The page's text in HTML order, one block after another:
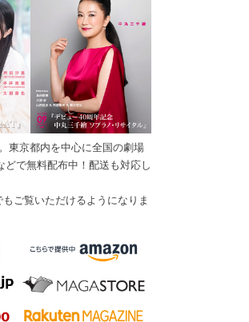
東京都内を中心に全国の劇場
どで無料配布中！配送も対応し
ご覧いただけるようになりま